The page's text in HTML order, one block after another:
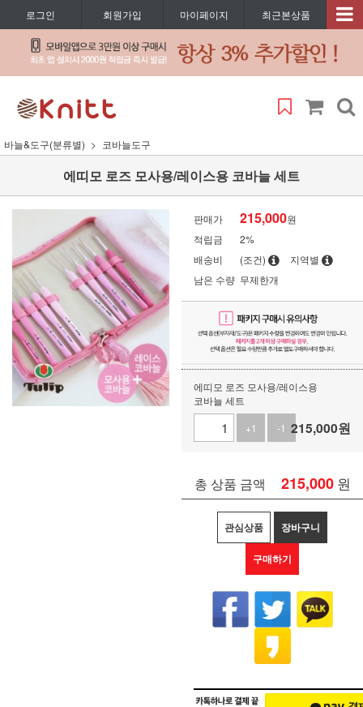
로그인 회원가입 마이페이지 최근본상품
바늘&도구(분류별) 코바늘도구
에띠모 로즈 모사용/레이스용 코바늘 세트
판매가 215,000원
적립금
2%
배송비
(조건)
지역별
남은 수량 무제한개
에띠모 로즈 모사용/레이스용
코바늘 세트
+1
-1 215,000원
총 상품 금액 215,000 원
관심상품 장바구니
구매하기